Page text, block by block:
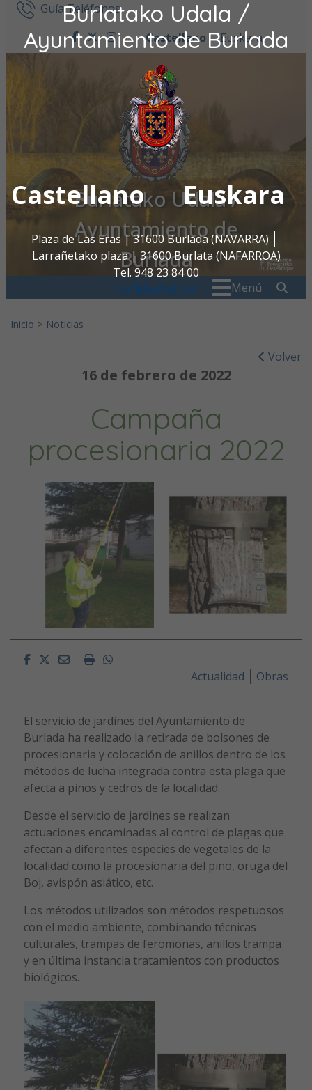
Burlatako Udala /
Ayuntamiento de Burlada
Castellano Euskara
Plaza de Las Eras | 31600 Burlada (NAVARRA)
Larrañetako plaza | 31600 Burlata (NAFARROA)
Tel. 948 23 84 00
oac@burlada.es
Ir al contenidoGuía Teléfonos
facebook
twitter
instagram
Castellano Euskara
Burlatako Udala /
Ayuntamiento de
Burlada
Menú
Inicio > Noticias
Volver
16 de febrero de 2022
Campaña
procesionaria 2022
FacebookTwitterEmailImprimirWhatsapp
Actualidad
Obras
El servicio de jardines del Ayuntamiento de
Burlada ha realizado la retirada de bolsones de
procesionaria y colocación de anillos dentro de los
métodos de lucha integrada contra esta plaga que
afecta a pinos y cedros de la localidad.
Desde el servicio de jardines se realizan
actuaciones encaminadas al control de plagas que
afectan a diferentes especies de vegetales de la
localidad como la procesionaria del pino, oruga del
Boj, avispón asiático, etc.
Los métodos utilizados son métodos respetuosos
con el medio ambiente, combinando técnicas
culturales, trampas de feromonas, anillos trampa
y en última instancia tratamientos con productos
biológicos.